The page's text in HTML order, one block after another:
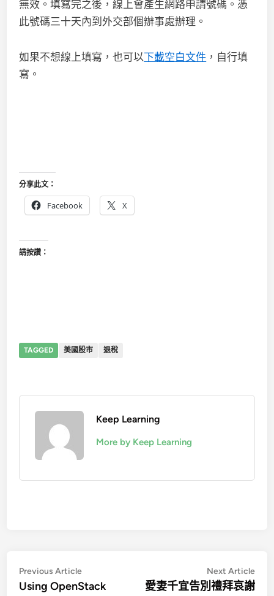
無效。填寫完之後，線上會產生網路申請號碼。憑
此號碼三十天內到外交部個辦事處辦理。
如果不想線上填寫，也可以下載空白文件 ，自行填
寫。
分享此文：
Facebook X
請按讚：
TAGGED 美國股市 退稅
Keep Learning
More by Keep Learning
文
章
Previous ArticlePrevious
article:
Using OpenStack
Next Article
愛妻千宜告別禮拜哀謝